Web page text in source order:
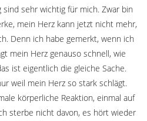
sehr wichtig für mich. Zwar bin
mein Herz kann jetzt nicht mehr,
Denn ich habe gemerkt, wenn ich
mein Herz genauso schnell, wie
ist eigentlich die gleiche Sache.
weil mein Herz so stark schlägt.
körperliche Reaktion, einmal auf
sterbe nicht davon, es hört wieder